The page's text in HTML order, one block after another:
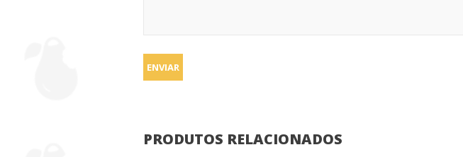
PRODUTOS RELACIONADOS